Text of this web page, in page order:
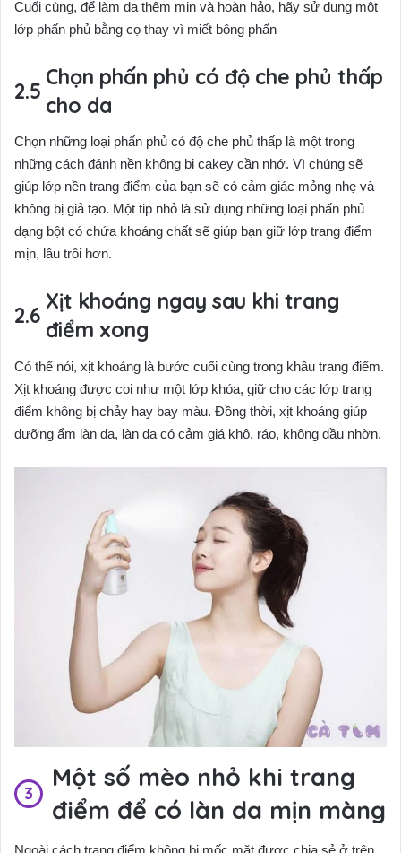
Cuối cùng, để làm da thêm mịn và hoàn hảo, hãy sử dụng một
lớp phấn phủ bằng cọ thay vì miết bông phấn
Chọn phấn phủ có độ che phủ thấp
cho da
Chọn những loại phấn phủ có độ che phủ thấp là một trong
những cách đánh nền không bị cakey cần nhớ. Vì chúng sẽ
giúp lớp nền trang điểm của bạn sẽ có cảm giác mỏng nhẹ và
không bị giả tạo. Một tip nhỏ là sử dụng những loại phấn phủ
dạng bột có chứa khoáng chất sẽ giúp bạn giữ lớp trang điểm
mịn, lâu trôi hơn.
Xịt khoáng ngay sau khi trang
điểm xong
Có thể nói, xịt khoáng là bước cuối cùng trong khâu trang điểm.
Xịt khoáng được coi như một lớp khóa, giữ cho các lớp trang
điểm không bị chảy hay bay màu. Đồng thời, xịt khoáng giúp
dưỡng ẩm làn da, làn da có cảm giá khô, ráo, không dầu nhờn.
Một số mèo nhỏ khi trang
điểm để có làn da mịn màng